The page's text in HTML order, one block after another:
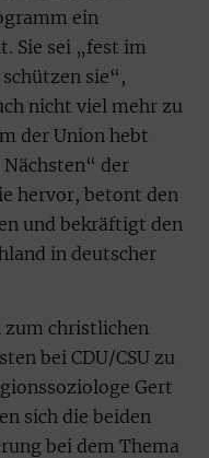
ein
Sie sei „fest im
sie“,
nicht viel mehr zu
der Union hebt
der
hervor, betont den
und bekräftigt den
in deutscher
zum christlichen
bei CDU/CSU zu
Gert
sich die beiden
bei dem Thema